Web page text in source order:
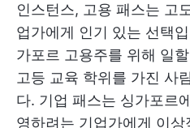
인스턴스, 고용 패스는 고
업가에게 인기 있는 선택
가포르 고용주를 위해 일
고등 교육 학위를 가진 사
다. 기업 패스는 싱가포르
영하려는 기업가에게 이